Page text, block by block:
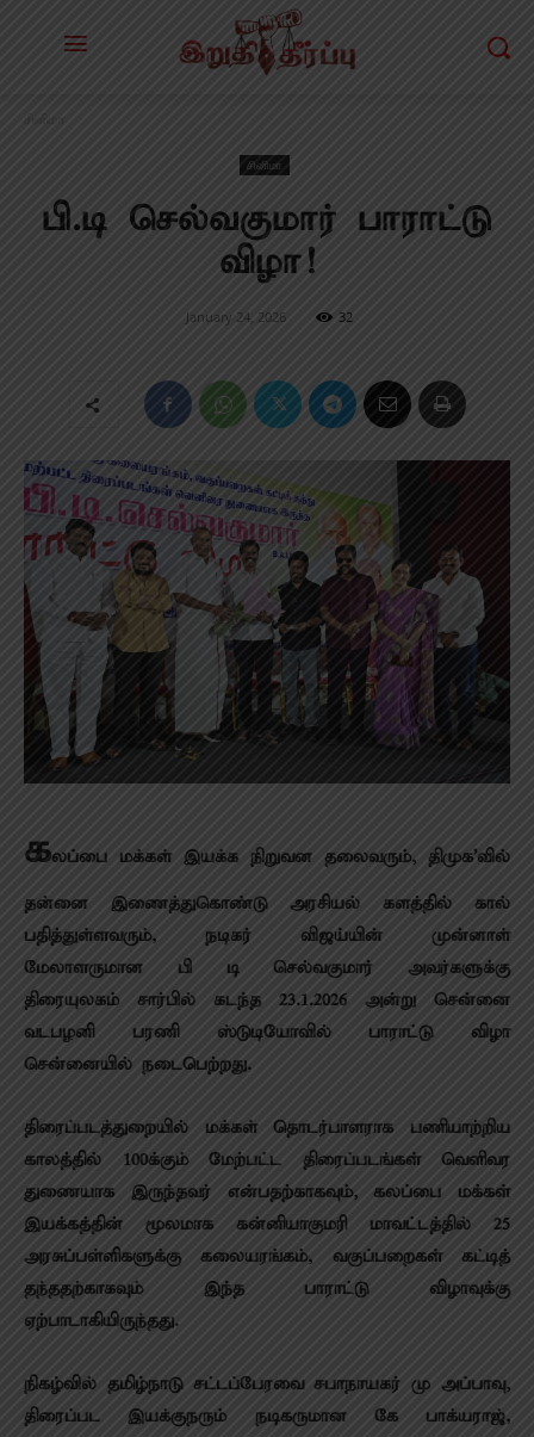
சினிமா
பி.டி செல்வகுமார் பாராட்டு
விழா!
January 24, 2026 32
கலப்பை மக்கள் இயக்க நிறுவன தலைவரும், திமுக’வில்
தன்னை இணைத்துகொண்டு அரசியல் களத்தில் கால்
பதித்துள்ளவரும், நடிகர் விஜய்யின் முன்னாள்
மேலாளருமான பி டி செல்வகுமார் அவர்களுக்கு
திரையுலகம் சார்பில் கடந்த 23.1.2026 அன்று சென்னை
வடபழனி பரணி ஸ்டுடியோவில் பாராட்டு விழா
சென்னையில் நடைபெற்றது.
திரைப்படத்துறையில் மக்கள் தொடர்பாளராக பணியாற்றிய
காலத்தில் 100க்கும் மேற்பட்ட திரைப்படங்கள் வெளிவர
துணையாக இருந்தவர் என்பதற்காகவும், கலப்பை மக்கள்
இயக்கத்தின் மூலமாக கன்னியாகுமரி மாவட்டத்தில் 25
அரசுப்பள்ளிகளுக்கு கலையரங்கம், வகுப்பறைகள் கட்டித்
தந்ததற்காகவும் இந்த பாராட்டு விழாவுக்கு
ஏற்பாடாகியிருந்தது.
நிகழ்வில் தமிழ்நாடு சட்டப்பேரவை சபாநாயகர் மு அப்பாவு,
திரைப்பட இயக்குநரும் நடிகருமான கே பாக்யராஜ்,